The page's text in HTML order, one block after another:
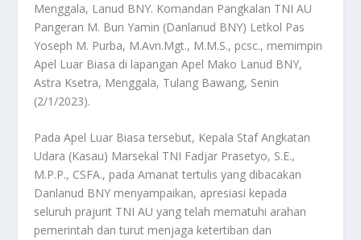
Menggala, Lanud BNY. Komandan Pangkalan TNI AU
Pangeran M. Bun Yamin (Danlanud BNY) Letkol Pas
Yoseph M. Purba, M.Avn.Mgt., M.M.S., pcsc., memimpin
Apel Luar Biasa di lapangan Apel Mako Lanud BNY,
Astra Ksetra, Menggala, Tulang Bawang, Senin
(2/1/2023).
Pada Apel Luar Biasa tersebut, Kepala Staf Angkatan
Udara (Kasau) Marsekal TNI Fadjar Prasetyo, S.E.,
M.P.P., CSFA., pada Amanat tertulis yang dibacakan
Danlanud BNY menyampaikan, apresiasi kepada
seluruh prajurit TNI AU yang telah mematuhi arahan
pemerintah dan turut menjaga ketertiban dan